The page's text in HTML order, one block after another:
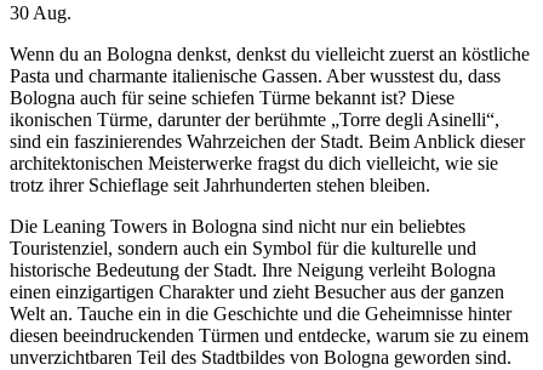
30 Aug.
Wenn du an Bologna denkst, denkst du vielleicht zuerst an köstliche
Pasta und charmante italienische Gassen. Aber wusstest du, dass
Bologna auch für seine schiefen Türme bekannt ist? Diese
ikonischen Türme, darunter der berühmte „Torre degli Asinelli“,
sind ein faszinierendes Wahrzeichen der Stadt. Beim Anblick dieser
architektonischen Meisterwerke fragst du dich vielleicht, wie sie
trotz ihrer Schieflage seit Jahrhunderten stehen bleiben.
Die Leaning Towers in Bologna sind nicht nur ein beliebtes
Touristenziel, sondern auch ein Symbol für die kulturelle und
historische Bedeutung der Stadt. Ihre Neigung verleiht Bologna
einen einzigartigen Charakter und zieht Besucher aus der ganzen
Welt an. Tauche ein in die Geschichte und die Geheimnisse hinter
diesen beeindruckenden Türmen und entdecke, warum sie zu einem
unverzichtbaren Teil des Stadtbildes von Bologna geworden sind.